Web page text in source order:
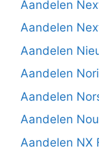
Aandelen
Aandelen
Aandelen
Aandelen
Aandelen
Aandelen
Aandelen NX